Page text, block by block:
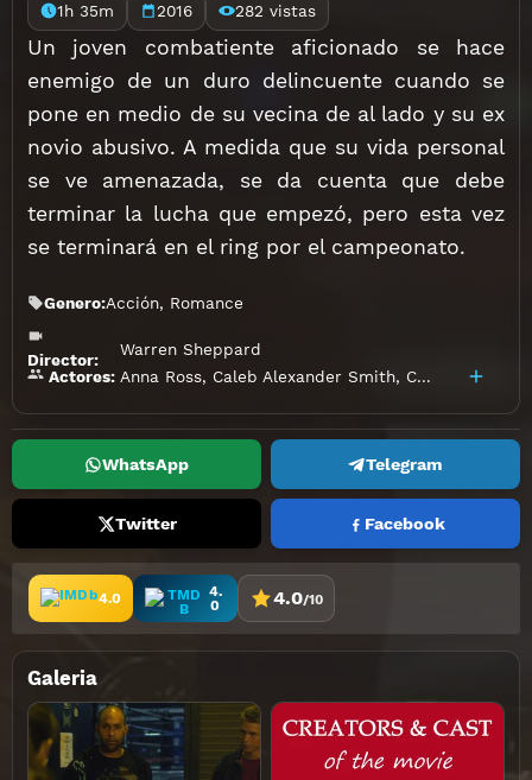
1h 35m 2016 282 vistas
Un joven combatiente aficionado se hace
enemigo de un duro delincuente cuando se
pone en medio de su vecina de al lado y su ex
novio abusivo. A medida que su vida personal
se ve amenazada, se da cuenta que debe
terminar la lucha que empezó, pero esta vez
se terminará en el ring por el campeonato.
Genero:Acción, Romance
Director:
Warren Sheppard
Actores: Anna Ross, Caleb Alexander Smith, Chavo Guerrero Jr.
WhatsApp Telegram
Twitter Facebook
4.0
4.
0
4.0/10
Galeria